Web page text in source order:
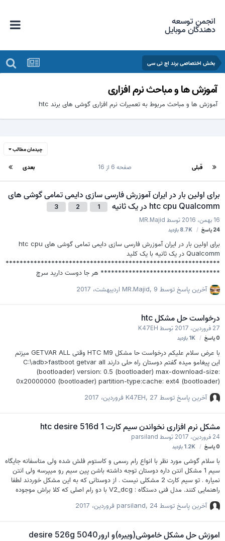
انجمن توسعه
دهندگان موبایل
بخش اختصاصی برند اچ تی سی
آموزش ها و مباحث نرم افزاری
آموزش ها و مباحث مربوط به تعمیرات نرم افزاری گوشی های برند htc
چیدمان مطالب
قبلی بعدی صفحه 6 از 16
برای اولین بار در ایران آموزرش فارسی سازی دایمی تمامی گوشی های
htc cpu Qualcomm در یک ثانیه
2
3
16 بهمن، 2016 توسطMR.Majid
24پاسخ 8.7Kبازدید
برای اولین بار در ایران آموزرش فارسی سازی دایمی تمامی گوشی های htc cpu
Qualcomm در یک ثانیه با یک کلید
*************************************************************
********************************** هر جا دوست دارید سرچ
آخرین پاسخ توسط MR.Majid ,9 اردیبهشت، 2017
درخواست حل مشکل htc
27 فروردین، 2017 توسطK47EH
0پاسخ 1K بازدید
با عرض سلام علیکم درخواست حا مشکل HTC M9 وقتی GETVAR ALL میزنم
این پیغامو میده گفتم دوستان راه حلی دارند C:\adb>fastboot getvar all
(bootloader) version: 0.5 (bootloader) max-download-size:
0x20000000 (bootloader) partition-type:cache: ext4 (bootloader)
type:userdata: ext4 (bootloader) partition-size:userdata:
FA54FYJ08082 all: finished. total time: 0.109s مدل : OPJA100 M9U
فوری ممنون راهنمایی کنید
آخرین پاسخ توسط K47EH ,27 فروردین، 2017
مشکل نرم افزاری نخواندن سیم کارت 1 htc desire 516d
24 فروردین، 2017 توسط parsiland
0پاسخ 1.2Kبازدید
با سلام گوشی مورد نظر با انواع رام رسمی و کاستوم فلش شده ولی متاسفانه جایگاه
سیم 1 مشکل انتن داره دوستان توجه داشته باشن پین سیم رو میپرسه ولی انتن
نمیاره . تو سیم کارت 2 مشکلی نیست . از دوستانی که به این مشکل خوردند لطفا
راهنمایی کنند. مدل فنی دستگاه : V2_dcg با دو رام اصلی که کلا براش موجوده
جوابگو نبوده
آخرین پاسخ توسط parsiland ,24 فروردین، 2017
اموزش حل مشکل خاموشی(ویبره)و ارور5040 desire 526g